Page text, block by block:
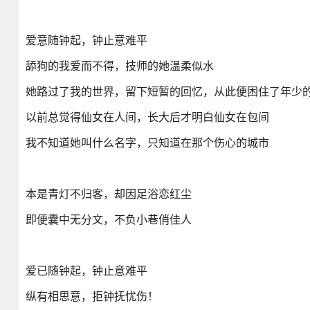
爱意随钟起，钟止意难平
舔狗的我爱而不得，技师的她温柔似水
她路过了我的世界，留下短暂的回忆，从此便困住了年少
以前总觉得仙女在人间，长大后才明白仙女在包间
我不知道她叫什么名字，只知道在那个伤心的城市
本是青灯不归客，却因足浴恋红尘
即便囊中无分文，不负小巷俏佳人
爱已随钟起，钟止意难平
纵有相思意，拒钟抚忧伤！